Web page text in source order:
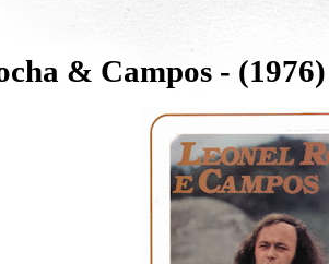
& Campos - (1976)